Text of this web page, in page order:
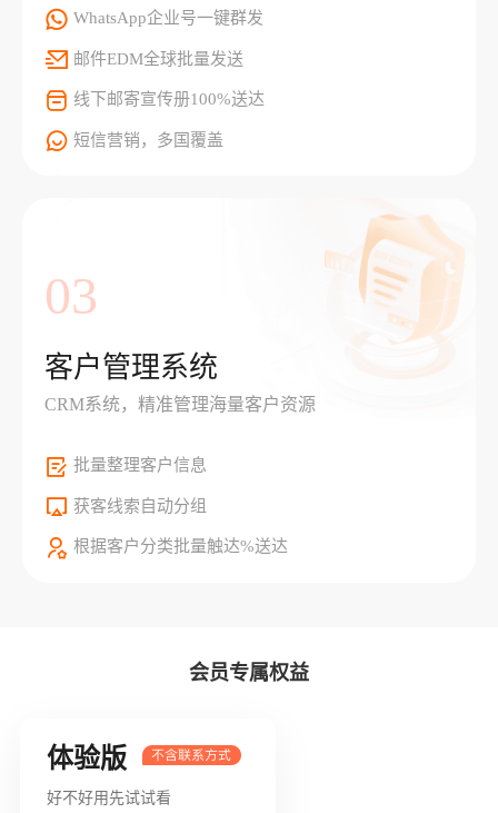
WhatsApp企业号一键群发
邮件EDM全球批量发送
线下邮寄宣传册100%送达
短信营销，多国覆盖
03
客户管理系统
CRM系统，精准管理海量客户资源
批量整理客户信息
获客线索自动分组
根据客户分类批量触达%送达
会员专属权益
体验版
好不好用先试试看